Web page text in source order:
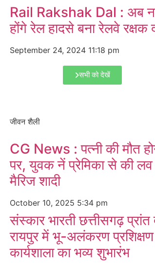
Rail Rakshak Dal : अब
होंगे रेल हादसे बना रेलवे रक्षक
September 24, 2024 11:18 pm
सभी को देखें
जीवन शैली
CG News : पत्नी की मौत
पर, युवक नें प्रेमिका से की लव
मैरिज शादी
October 10, 2025 5:34 pm
संस्कार भारती छत्तीसगढ़ प्रांत
रायपुर में भू-अलंकरण प्रशिक्षण
कार्यशाला का भव्य शुभारंभ